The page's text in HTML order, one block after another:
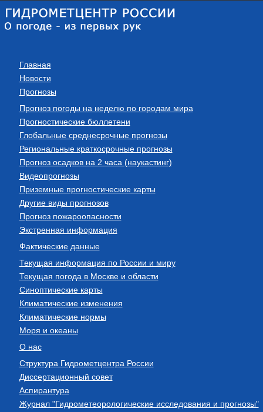
Главная
Новости
Прогнозы
Прогноз погоды на неделю по городам мира
Прогностические бюллетени
Глобальные среднесрочные прогнозы
Региональные краткосрочные прогнозы
Прогноз осадков на 2 часа (наукастинг)
Видеопрогнозы
Приземные прогностические карты
Другие виды прогнозов
Прогноз пожароопасности
Экстренная информация
Фактические данные
Текущая информация по России и миру
Текущая погода в Москве и области
Синоптические карты
Климатические изменения
Климатические нормы
Моря и океаны
О нас
Структура Гидрометцентра России
Диссертационный совет
Аспирантура
Журнал "Гидрометеорологические исследования и прогнозы"